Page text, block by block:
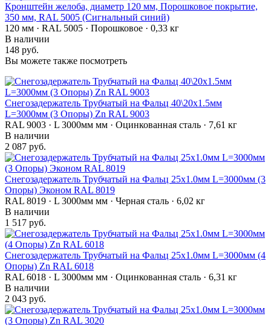
Кронштейн желоба, диаметр 120 мм, Порошковое покрытие,
350 мм, RAL 5005 (Сигнальный синий)
120 мм · RAL 5005 · Порошковое · 0,33 кг
В наличии
148 руб.
Вы можете также посмотреть
Снегозадержатель Трубчатый на Фальц 40\20х1.5мм
L=3000мм (3 Опоры) Zn RAL 9003
RAL 9003 · L 3000мм мм · Оцинкованная сталь · 7,61 кг
В наличии
2 087 руб.
Снегозадержатель Трубчатый на Фальц 25х1.0мм L=3000мм (3
Опоры) Эконом RAL 8019
RAL 8019 · L 3000мм мм · Черная сталь · 6,02 кг
В наличии
1 517 руб.
Снегозадержатель Трубчатый на Фальц 25х1.0мм L=3000мм (4
Опоры) Zn RAL 6018
RAL 6018 · L 3000мм мм · Оцинкованная сталь · 6,31 кг
В наличии
2 043 руб.